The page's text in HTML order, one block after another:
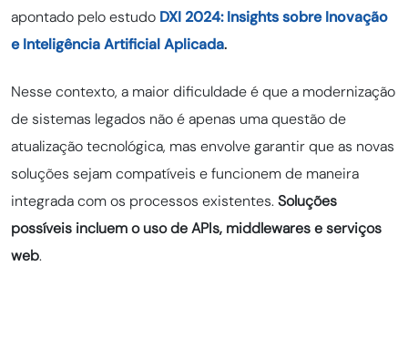
apontado pelo estudo DXI 2024: Insights sobre Inovação
e Inteligência Artificial Aplicada.
Nesse contexto, a maior dificuldade é que a modernização
de sistemas legados não é apenas uma questão de
atualização tecnológica, mas envolve garantir que as novas
soluções sejam compatíveis e funcionem de maneira
integrada com os processos existentes.Soluções
possíveis incluem o uso de APIs, middlewares e serviços
web.